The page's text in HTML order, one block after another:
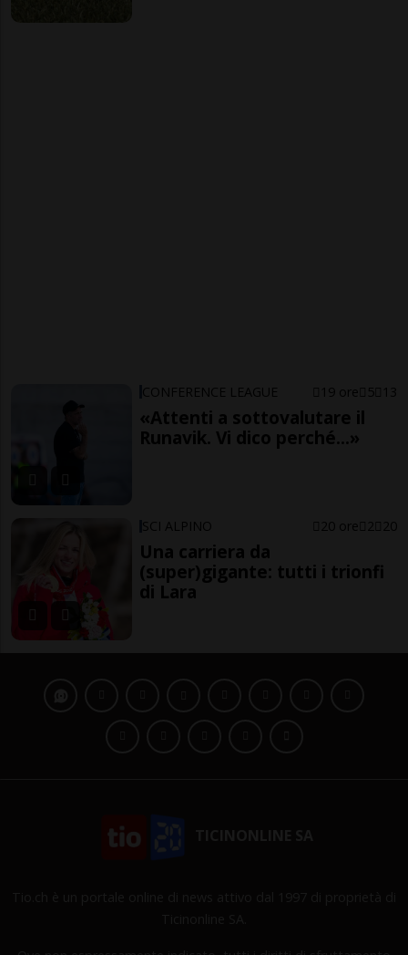
CONFERENCE LEAGUE 19 ore 5 13
«Attenti a sottovalutare il
Runavik. Vi dico perché...»
SCI ALPINO 20 ore 2 20
Una carriera da
(super)gigante: tutti i trionfi
di Lara